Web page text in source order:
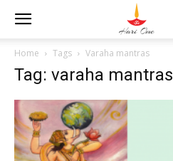
Home Tags Varaha mantras
Tag: varaha mantras